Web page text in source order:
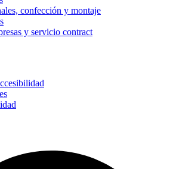
confección y montaje
y servicio contract